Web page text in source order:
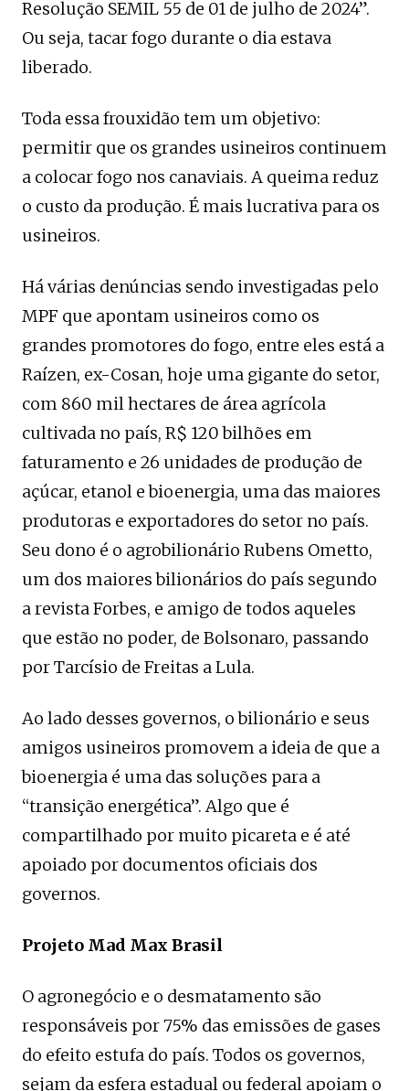
Resolução SEMIL 55 de 01 de julho de 2024”.
Ou seja, tacar fogo durante o dia estava
liberado.
Toda essa frouxidão tem um objetivo:
permitir que os grandes usineiros continuem
a colocar fogo nos canaviais. A queima reduz
o custo da produção. É mais lucrativa para os
usineiros.
Há várias denúncias sendo investigadas pelo
MPF que apontam usineiros como os
grandes promotores do fogo, entre eles está a
Raízen, ex-Cosan, hoje uma gigante do setor,
com 860 mil hectares de área agrícola
cultivada no país, R$ 120 bilhões em
faturamento e 26 unidades de produção de
açúcar, etanol e bioenergia, uma das maiores
produtoras e exportadores do setor no país.
Seu dono é o agrobilionário Rubens Ometto,
um dos maiores bilionários do país segundo
a revista Forbes, e amigo de todos aqueles
que estão no poder, de Bolsonaro, passando
por Tarcísio de Freitas a Lula.
Ao lado desses governos, o bilionário e seus
amigos usineiros promovem a ideia de que a
bioenergia é uma das soluções para a
“transição energética”. Algo que é
compartilhado por muito picareta e é até
apoiado por documentos oficiais dos
governos.
Projeto Mad Max Brasil
O agronegócio e o desmatamento são
responsáveis por 75% das emissões de gases
do efeito estufa do país. Todos os governos,
sejam da esfera estadual ou federal apoiam o